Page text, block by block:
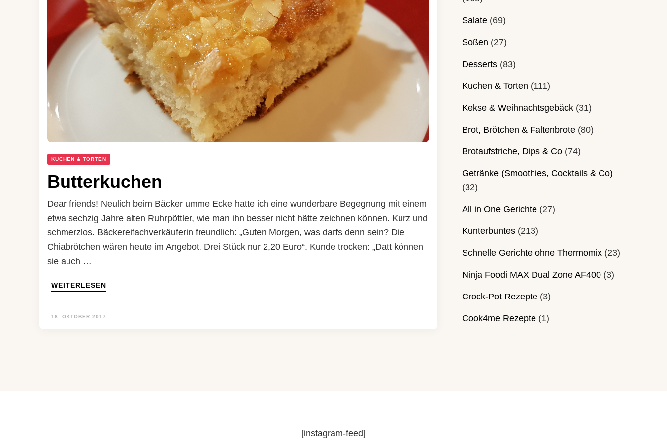
KUCHEN & TORTEN
Butterkuchen
Dear friends! Neulich beim Bäcker umme Ecke hatte ich eine wunderbare Begegnung mit einem
etwa sechzig Jahre alten Ruhrpöttler, wie man ihn besser nicht hätte zeichnen können. Kurz und
schmerzlos. Bäckereifachverkäuferin freundlich: „Guten Morgen, was darfs denn sein? Die
Chiabrötchen wären heute im Angebot. Drei Stück nur 2,20 Euro“. Kunde trocken: „Datt können
sie auch …
WEITERLESEN
18. OKTOBER 2017
Salate(69)
Soßen (27)
Desserts(83)
Kuchen & Torten (111)
Kekse & Weihnachtsgebäck(31)
Brot, Brötchen & Faltenbrote(80)
Brotaufstriche, Dips & Co(74)
Getränke (Smoothies, Cocktails & Co)
(32)
All in One Gerichte(27)
Kunterbuntes(213)
Schnelle Gerichte ohne Thermomix(23)
Ninja Foodi MAX Dual Zone AF400(3)
Crock-Pot Rezepte(3)
Cook4me Rezepte(1)
[instagram-feed]